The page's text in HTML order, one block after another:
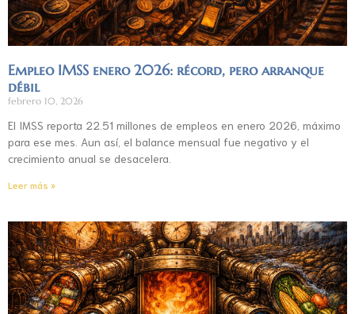
Empleo IMSS enero 2026: récord, pero arranque
débil
febrero 10, 2026
El IMSS reporta 22.51 millones de empleos en enero 2026, máximo
para ese mes. Aun así, el balance mensual fue negativo y el
crecimiento anual se desacelera.
Leer más »